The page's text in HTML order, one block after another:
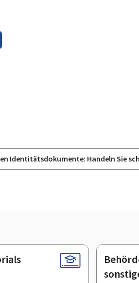
Identitätsdokumente: Handeln Sie